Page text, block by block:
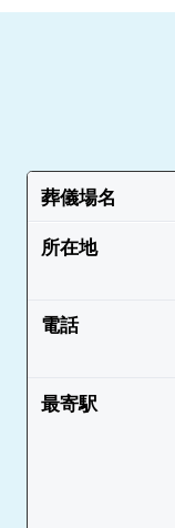
葬儀場名
所在地
電話
最寄駅